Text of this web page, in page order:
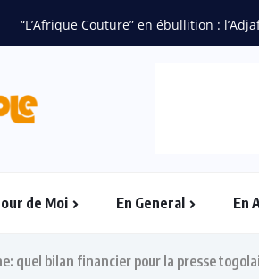
“L’Afrique Couture” en ébullition :
de Moi En General En
quel bilan financier pour la presse